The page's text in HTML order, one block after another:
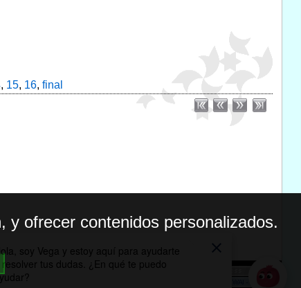
, 15, 16, final
DE PRIVACIDAD
y ofrecer contenidos personalizados.